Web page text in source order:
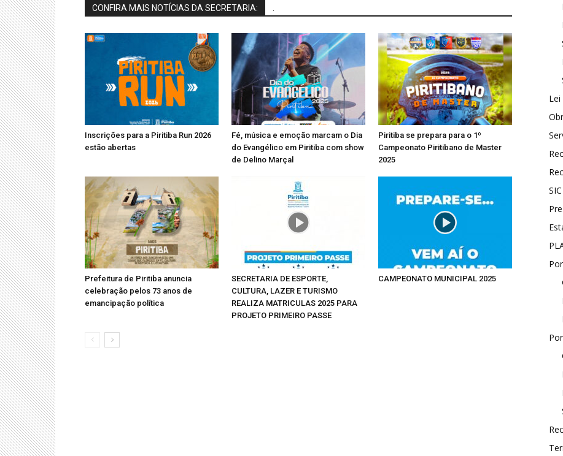
CONFIRA MAIS NOTÍCIAS DA SECRETARIA:
Inscrições para a Piritiba Run 2026
estão abertas
Fé, música e emoção marcam o Dia
do Evangélico em Piritiba com show
de Delino Marçal
Piritiba se prepara para o 1º
Campeonato Piritibano de Master
2025
Prefeitura de Piritiba anuncia
celebração pelos 73 anos de
emancipação política
SECRETARIA DE ESPORTE,
CULTURA, LAZER E TURISMO
REALIZA MATRICULAS 2025 PARA
PROJETO PRIMEIRO PASSE
CAMPEONATO MUNICIPAL 2025
Lei